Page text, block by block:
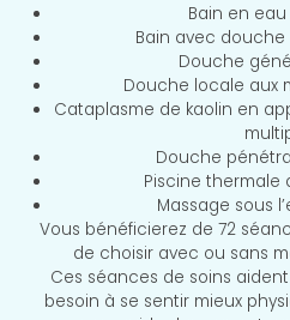
Bain en
Bain avec douche
Douche
Douche locale aux
Cataplasme de kaolin en
Douche
Piscine thermale
Massage sous
Vous bénéficierez de 72
de choisir avec ou sans
Ces séances de soins
besoin à se sentir mieux